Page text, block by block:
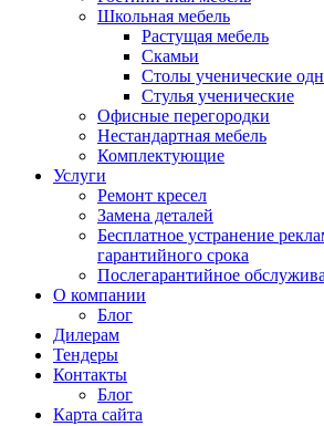
Школьная мебель
Растущая мебель
Скамьи
Столы ученические
Стулья ученические
Офисные перегородки
Нестандартная мебель
Комплектующие
Услуги
Ремонт кресел
Замена деталей
Бесплатное устранение
гарантийного срока
Послегарантийное
О компании
Блог
Дилерам
Тендеры
Контакты
Блог
Карта сайта